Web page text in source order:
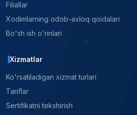
Filiallar
Xodimlarning odob-axloq qoidalari
Bo'sh ish o'rinlari
Xizmatlar
Ko'rsatiladigan xizmat turlari
Tariflar
Sertifikatni tekshirish